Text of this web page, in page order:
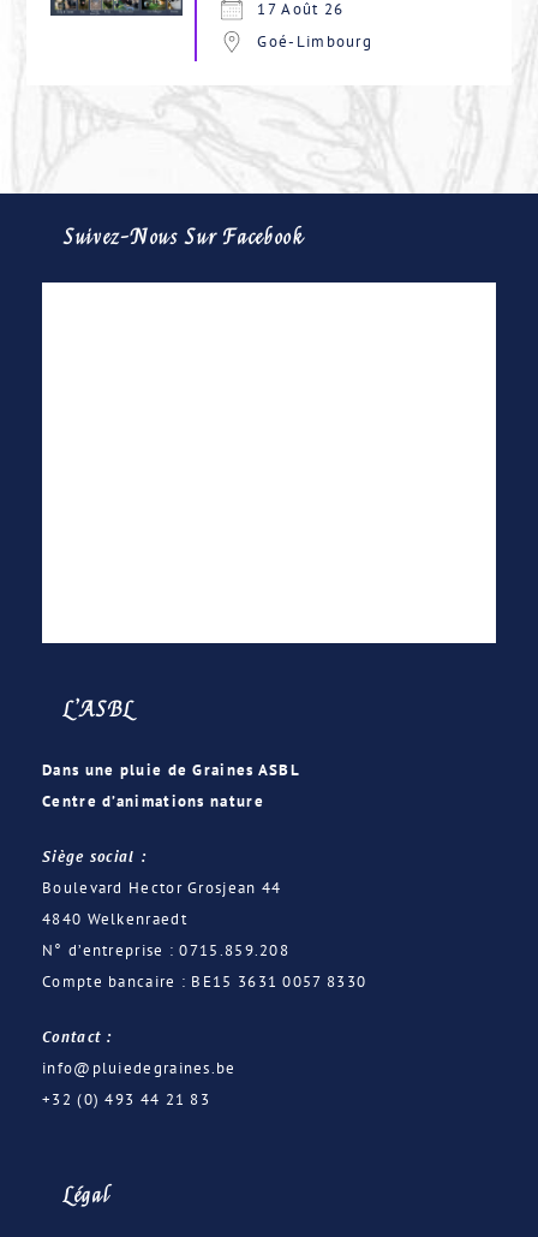
17 Août 26
Goé-Limbourg
Suivez-Nous Sur Facebook
L’ASBL
Dans une pluie de Graines ASBL
Centre d’animations nature
Siège social :
Boulevard Hector Grosjean 44
4840 Welkenraedt
N° d’entreprise : 0715.859.208
Compte bancaire : BE15 3631 0057 8330
Contact :
info@pluiedegraines.be
+32 (0) 493 44 21 83
Légal